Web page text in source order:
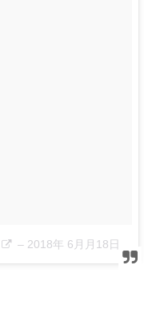
– 2018年 6月月18日午前5時42分PDT